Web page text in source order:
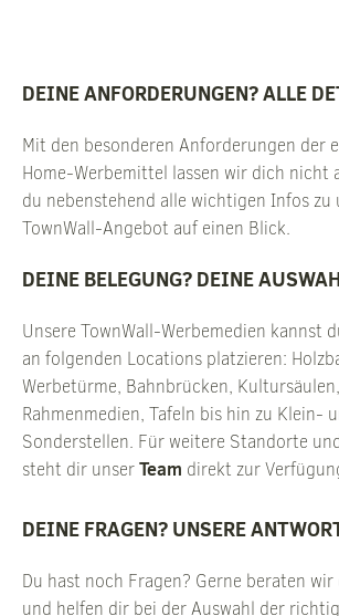
DEINE ANFORDERUNGEN? ALLE
Mit den besonderen Anforderungen der
Home-Werbemittel lassen wir dich nicht
du nebenstehend alle wichtigen Infos zu
TownWall-Angebot auf einen Blick.
DEINE BELEGUNG? DEINE
Unsere TownWall-Werbemedien kannst
an folgenden Locations platzieren:
Werbetürme, Bahnbrücken,
Rahmenmedien, Tafeln bis hin zu Klein-
Sonderstellen. Für weitere Standorte
steht dir unserTeam direkt zur
DEINE FRAGEN? UNSERE
Du hast noch Fragen? Gerne beraten
und helfen dir bei der Auswahl der